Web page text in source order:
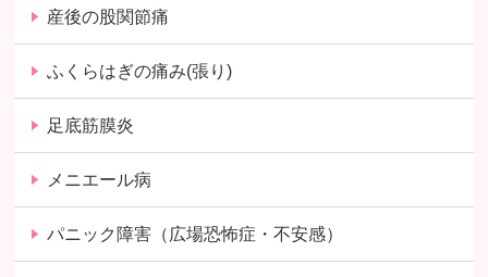
産後の股関節痛
ふくらはぎの痛み(張り)
足底筋膜炎
メニエール病
パニック障害（広場恐怖症・不安感）